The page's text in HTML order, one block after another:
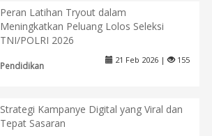
Peran Latihan Tryout dalam
Meningkatkan Peluang Lolos Seleksi
TNI/POLRI 2026
Pendidikan
21 Feb 2026 | 155
Strategi Kampanye Digital yang Viral dan
Tepat Sasaran